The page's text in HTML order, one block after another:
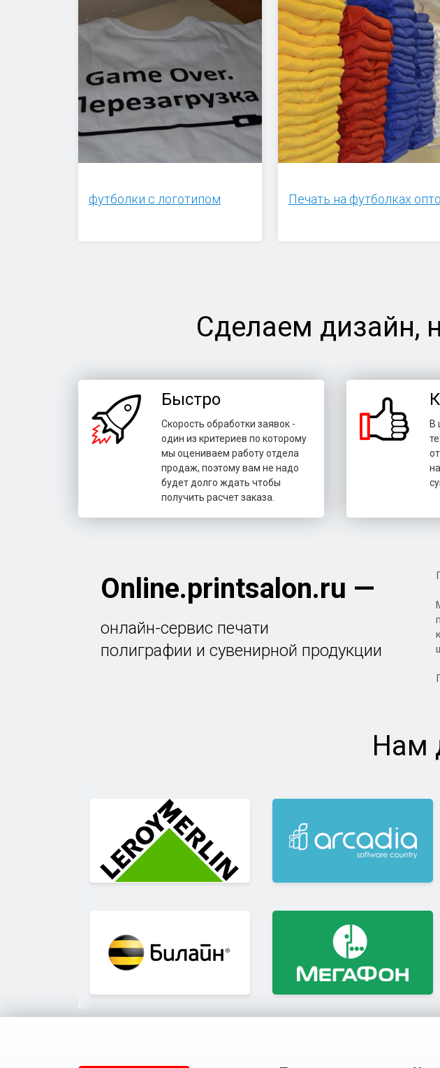
футболки с логотипом Печать на футболках
Сделаем дизайн,
Быстро
Скорость обработки заявок -
один из критериев по которому
мы оцениваем работу отдела
продаж, поэтому вам не надо
будет долго ждать чтобы
получить расчет заказа.
В
Online.printsalon.ru —
онлайн-сервис печати
полиграфии и сувенирной продукции
Нам